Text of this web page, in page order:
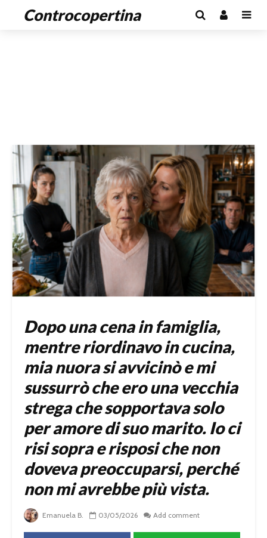
Controcopertina
Dopo una cena in famiglia,
mentre riordinavo in cucina,
mia nuora si avvicinò e mi
sussurrò che ero una vecchia
strega che sopportava solo
per amore di suo marito. Io ci
risi sopra e risposi che non
doveva preoccuparsi, perché
non mi avrebbe più vista.
Emanuela B. 03/05/2026 Add comment